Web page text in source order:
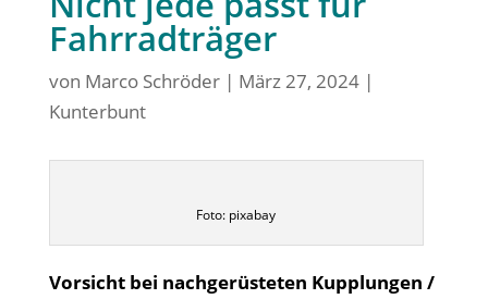
Fahrradträger
von Marco Schröder| März 27, 2024|
Kunterbunt
Foto: pixabay
Vorsicht bei nachgerüsteten Kupplungen /